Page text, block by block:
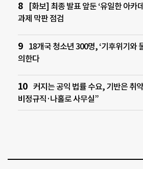
[화보] 최종 발표 앞둔 ‘유일한 아카
과제 막판 점검
18개국 청소년 300명, ‘기후위기와
의한다
커지는 공익 법률 수요, 기반은 취
비정규직·나홀로 사무실”